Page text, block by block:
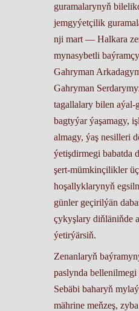
guramalarynyň
jemgyýetçilik
nji mart — Halkara
mynasybetli
Gahryman
Gahryman
tagallalary bilen aýal-
bagtyýar ýaşamagy,
almagy, ýaş nesilleri
ýetişdirmegi babatda
şert-mümkinçilikler
hoşallyklarynyň
günler geçirilýän
çykyşlary diňläniňde
ýetirýärsiň.
Zenanlaryň
paslynda
Sebäbi baharyň
mährine meňzeş,